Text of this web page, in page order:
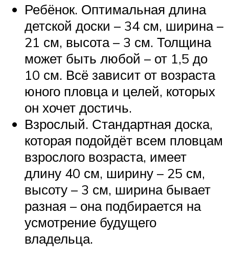
Ребёнок. Оптимальная длина
детской доски – 34 см, ширина –
21 см, высота – 3 см. Толщина
может быть любой – от 1,5 до
10 см. Всё зависит от возраста
юного пловца и целей, которых
он хочет достичь.
Взрослый. Стандартная доска,
которая подойдёт всем пловцам
взрослого возраста, имеет
длину 40 см, ширину – 25 см,
высоту – 3 см, ширина бывает
разная – она подбирается на
усмотрение будущего
владельца.